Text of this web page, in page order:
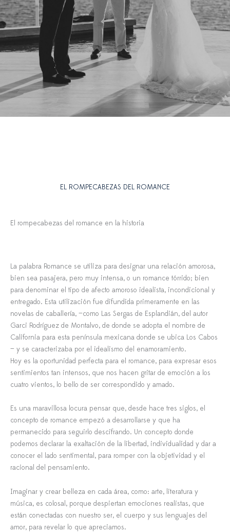
EL ROMPECABEZAS DEL ROMANCE
El rompecabezas del romance en la historia
La palabra Romance se utiliza para designar una relación amorosa,
bien sea pasajera, pero muy intensa, o un romance tórrido; bien
para denominar el tipo de afecto amoroso idealista, incondicional y
entregado. Esta utilización fue difundida primeramente en las
novelas de caballería, —como Las Sergas de Esplandián, del autor
Garci Rodríguez de Montalvo, de donde se adopta el nombre de
California para esta península mexicana donde se ubica Los Cabos
— y se caracterizaba por el idealismo del enamoramiento.
Hoy es la oportunidad perfecta para el romance, para expresar esos
sentimientos tan intensos, que nos hacen gritar de emoción a los
cuatro vientos, lo bello de ser correspondido y amado.
Es una maravillosa locura pensar que, desde hace tres siglos, el
concepto de romance empezó a desarrollarse y que ha
permanecido para seguirlo descifrando. Un concepto donde
podemos declarar la exaltación de la libertad, individualidad y dar a
conocer el lado sentimental, para romper con la objetividad y el
racional del pensamiento.
Imaginar y crear belleza en cada área, como: arte, literatura y
música, es colosal, porque despiertan emociones realistas, que
están conectadas con nuestro ser, el cuerpo y sus lenguajes del
amor, para revelar lo que apreciamos.